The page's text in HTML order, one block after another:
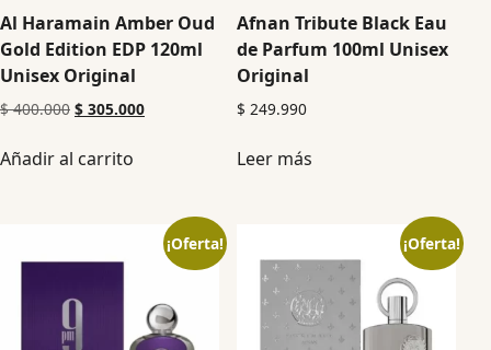
Al Haramain Amber Oud
Gold Edition EDP 120ml
Unisex Original
$400.000 $ 305.000
Añadir al carrito
Afnan Tribute Black Eau
de Parfum 100ml Unisex
Original
$ 249.990
Leer más
¡Oferta! ¡Oferta!